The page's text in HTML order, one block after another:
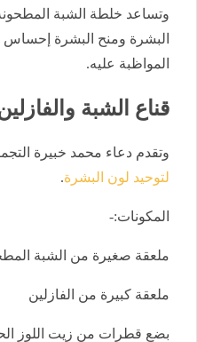
وتساعد خلطة الشبة
البشرة ومنح البشرة إحساس
المواظبة عليه.
قناع الشبة
وتقدم دعاء محمد خبيرة
لتوحيد لون البشرة.
المكونات:-
ملعقة صغيرة من الشبة
ملعقة كبيرة من الفازلين
بضع قطرات من زيت اللوز